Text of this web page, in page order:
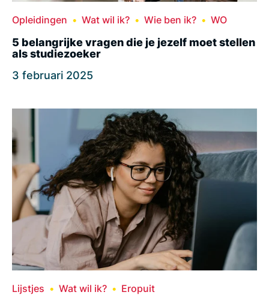
Opleidingen Wat wil ik? Wie ben ik? WO
5 belangrijke vragen die je jezelf moet stellen
als studiezoeker
3 februari 2025
Lijstjes Wat wil ik? Eropuit